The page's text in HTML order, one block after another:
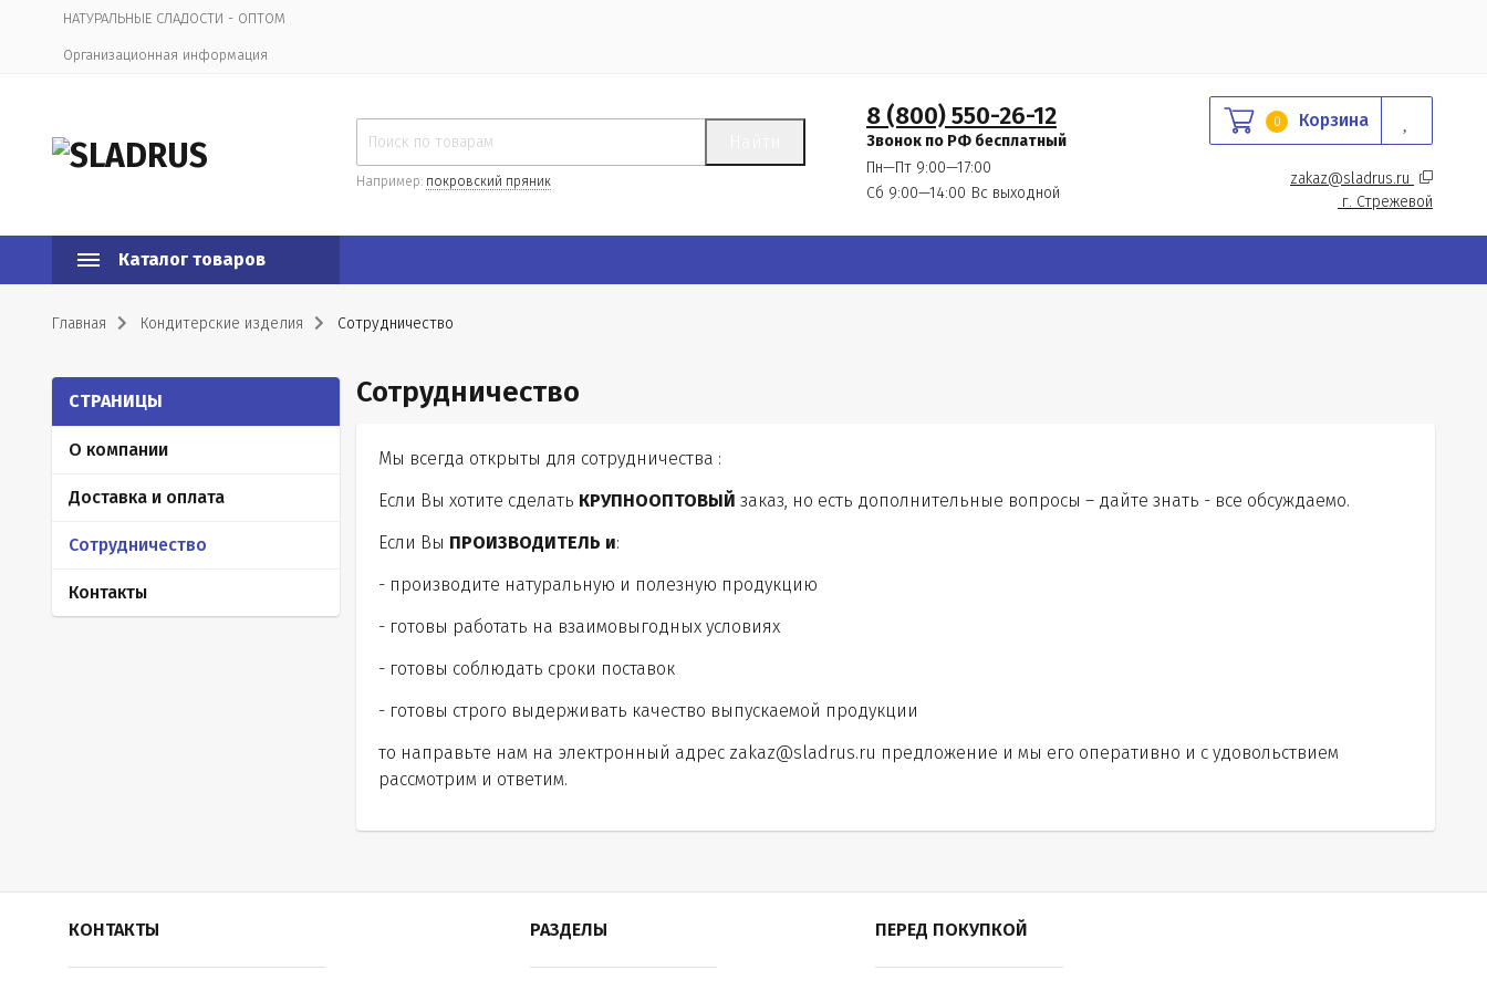
НАТУРАЛЬНЫЕ СЛАДОСТИ - ОПТОМ
Организационная информация
Например: покровский пряник
8 (800) 550-26-12
Звонок по РФ бесплатный
Пн—Пт 9:00—17:00
Сб 9:00—14:00 Вс выходной
0 Корзина
zakaz@sladrus.ru
г. Стрежевой
Каталог товаров
Главная Кондитерские изделия Сотрудничество
СТРАНИЦЫ
О компании
Доставка и оплата
Сотрудничество
Контакты
Сотрудничество
Мы всегда открыты для сотрудничества :
Если Вы хотите сделать КРУПНООПТОВЫЙ заказ, но есть дополнительные вопросы – дайте знать - все обсуждаемо.
Если Вы ПРОИЗВОДИТЕЛЬ и:
- производите натуральную и полезную продукцию
- готовы работать на взаимовыгодных условиях
- готовы соблюдать сроки поставок
- готовы строго выдерживать качество выпускаемой продукции
то направьте нам на электронный адрес zakaz@sladrus.ru предложение и мы его оперативно и с удовольствием
рассмотрим и ответим.
КОНТАКТЫ РАЗДЕЛЫ ПЕРЕД ПОКУПКОЙ